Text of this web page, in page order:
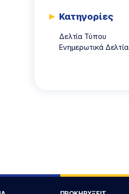
Κατηγορίες
Δελτία Τύπου
Ενημερωτικά Δελτία